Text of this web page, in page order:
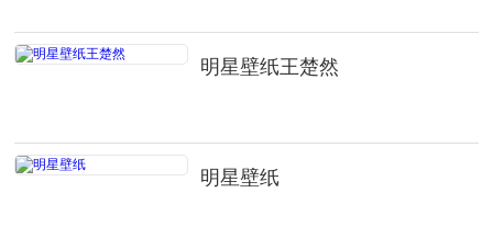
明星壁纸王楚然
明星壁纸